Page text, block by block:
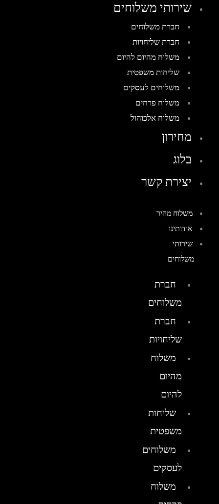
שירותי משלוחים
חברת משלוחים
חברת שליחויות
משלוח מהיום להיום
שליחות משפטית
משלוחים לעסקים
משלוח פרחים
משלוח אלכוהול
מחירון
בלוג
יצירת קשר
משלוח מהיר
אודותינו
שירותי
משלוחים
חברת
משלוחים
חברת
שליחויות
משלוח
מהיום
להיום
שליחות
משפטית
משלוחים
לעסקים
משלוח